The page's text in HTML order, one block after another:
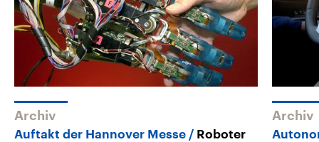
Archiv
Auftakt der Hannover Messe
Roboter
Archiv